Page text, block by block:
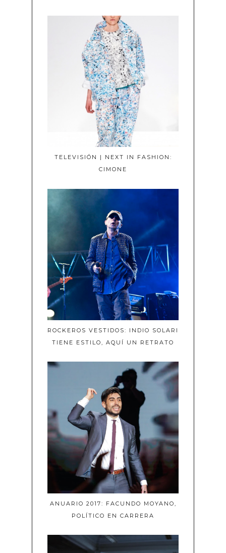
TELEVISIÓN | NEXT IN FASHION:
CIMONE
ROCKEROS VESTIDOS: INDIO SOLARI
TIENE ESTILO, AQUÍ UN RETRATO
ANUARIO 2017: FACUNDO MOYANO,
POLÍTICO EN CARRERA